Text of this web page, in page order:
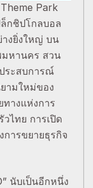
Park
กชิปโกลบอล
งยิ่งใหญ่ บน
มหานคร สวน
ระสบการณ์
ามใหม่ของ
ทางแห่งการ
ไทย การเปิด
การขยายธุรกิจ
นับเป็นอีกหนึ่ง